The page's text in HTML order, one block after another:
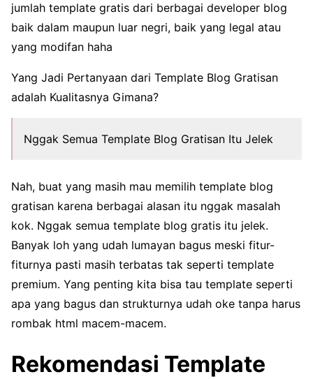
jumlah template gratis dari berbagai developer blog
baik dalam maupun luar negri, baik yang legal atau
yang modifan haha
Yang Jadi Pertanyaan dari Template Blog Gratisan
adalah Kualitasnya Gimana?
Nggak Semua Template Blog Gratisan Itu Jelek
Nah, buat yang masih mau memilih template blog
gratisan karena berbagai alasan itu nggak masalah
kok. Nggak semua template blog gratis itu jelek.
Banyak loh yang udah lumayan bagus meski fitur-
fiturnya pasti masih terbatas tak seperti template
premium. Yang penting kita bisa tau template seperti
apa yang bagus dan strukturnya udah oke tanpa harus
rombak html macem-macem.
Rekomendasi Template